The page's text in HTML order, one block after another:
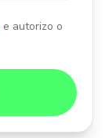
e autorizo o